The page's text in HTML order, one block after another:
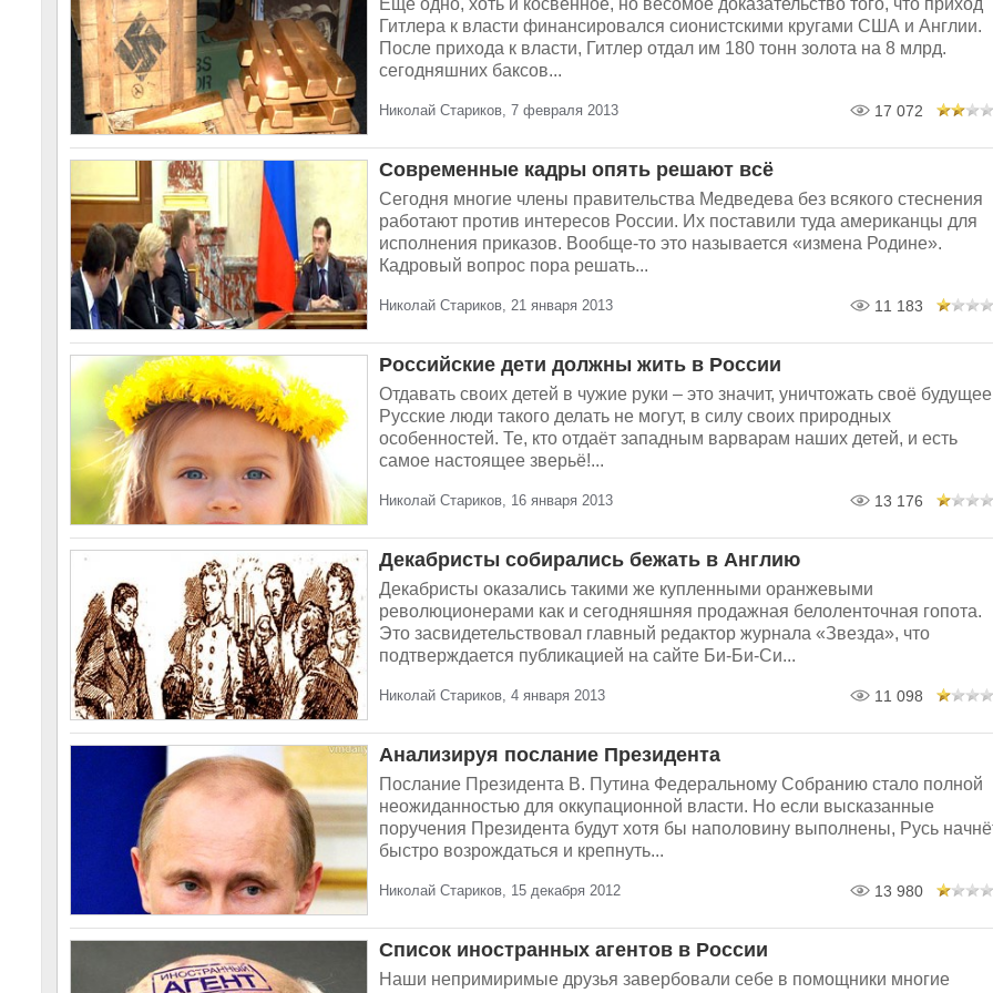
Ещё одно, хоть и косвенное, но весомое доказательство того, что приход
Гитлера к власти финансировался сионистскими кругами США и Англии.
После прихода к власти, Гитлер отдал им 180 тонн золота на 8 млрд.
сегодняшних баксов...
Николай Стариков, 7 февраля 2013 17 072
Современные кадры опять решают всё
Сегодня многие члены правительства Медведева без всякого стеснения
работают против интересов России. Их поставили туда американцы для
исполнения приказов. Вообще-то это называется «измена Родине».
Кадровый вопрос пора решать...
Николай Стариков, 21 января 2013 11 183
Российские дети должны жить в России
Отдавать своих детей в чужие руки – это значит, уничтожать своё
Русские люди такого делать не могут, в силу своих природных
особенностей. Те, кто отдаёт западным варварам наших детей, и есть
самое настоящее зверьё!...
Николай Стариков, 16 января 2013 13 176
Декабристы собирались бежать в Англию
Декабристы оказались такими же купленными оранжевыми
революционерами как и сегодняшняя продажная белоленточная гопота.
Это засвидетельствовал главный редактор журнала «Звезда», что
подтверждается публикацией на сайте Би-Би-Си...
Николай Стариков, 4 января 2013 11 098
Анализируя послание Президента
Послание Президента В. Путина Федеральному Собранию стало полной
неожиданностью для оккупационной власти. Но если высказанные
поручения Президента будут хотя бы наполовину выполнены, Русь
быстро возрождаться и крепнуть...
Николай Стариков, 15 декабря 2012 13 980
Список иностранных агентов в России
Наши непримиримые друзья завербовали себе в помощники многие